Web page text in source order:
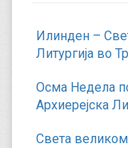
Илинден –
Литургија во
Осма Недела
Архиерејска
Света